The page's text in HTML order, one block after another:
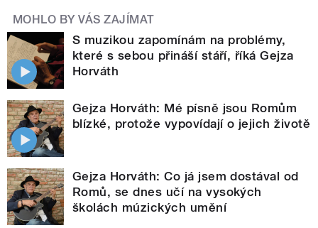
MOHLO BY VÁS ZAJÍMAT
S muzikou zapomínám na problémy,
které s sebou přináší stáří, říká Gejza
Horváth
Gejza Horváth: Mé písně jsou Romům
blízké, protože vypovídají o jejich životě
Gejza Horváth: Co já jsem dostával od
Romů, se dnes učí na vysokých
školách múzických umění